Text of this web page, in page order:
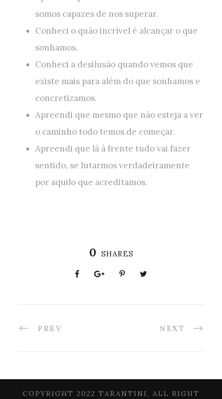
somos capazes de nos superar.
Conheci o quão incrível é alcançar o que
sonhamos.
Conheci a desilusão quando vemos que
existe mais para além do que sonhamos e
concretizamos.
Apreendi que mesmo que não esteja a ver
o caminho todo temos de começar.
Apreendi que lá à frente tudo vai fazer
sentido, se lutarmos verdadeiramente
por aquilo que acreditamos.
0 SHARES
PREV NEXT
COPYRIGHT 2022 TARANTINI, ALL RIGHT